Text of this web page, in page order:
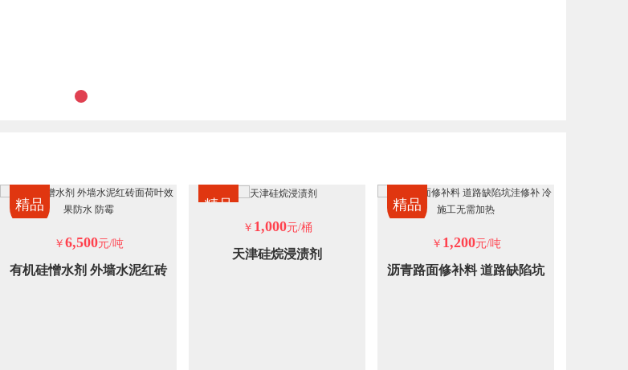
精品
￥ 6,500元/吨
有机硅憎水剂 外墙水泥红砖
精品
￥ 1,000元/桶
天津硅烷浸渍剂
精品
￥ 1,200元/吨
沥青路面修补料 道路缺陷坑